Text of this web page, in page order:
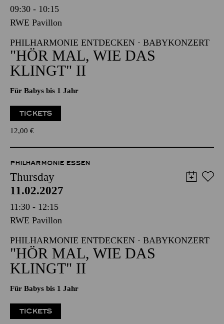
09:30 - 10:15
RWE Pavillon
PHILHARMONIE ENTDECKEN · BABYKONZERT
"HÖR MAL, WIE DAS
KLINGT" II
Für Babys bis 1 Jahr
TICKETS
12,00 €
PHILHARMONIE ESSEN
Thursday
11.02.2027
11:30 - 12:15
RWE Pavillon
PHILHARMONIE ENTDECKEN · BABYKONZERT
"HÖR MAL, WIE DAS
KLINGT" II
Für Babys bis 1 Jahr
TICKETS